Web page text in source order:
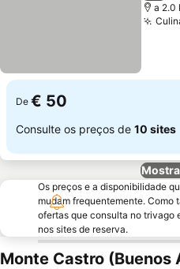
a 2.0
De € 50
Consulte os preços de 10 sites
Os preços e a disponibilidade
mudam frequentemente. Como
ofertas que consulta no trivago
nos sites de reserva.
Monte Castro (Buenos